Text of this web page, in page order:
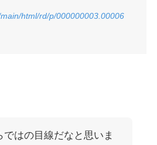
html/rd/p/000000003.00006
ではの目線だなと思いま